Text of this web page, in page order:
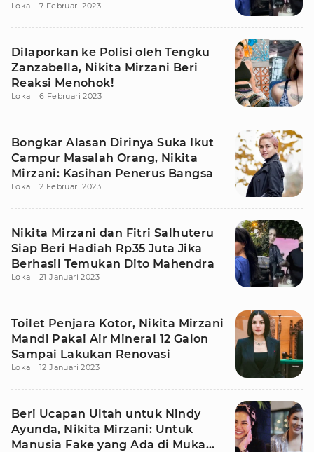
Lokal 7 Februari 2023
Dilaporkan ke Polisi oleh Tengku
Zanzabella, Nikita Mirzani Beri
Reaksi Menohok!
Lokal 6 Februari 2023
Bongkar Alasan Dirinya Suka Ikut
Campur Masalah Orang, Nikita
Mirzani: Kasihan Penerus Bangsa
Lokal 2 Februari 2023
Nikita Mirzani dan Fitri Salhuteru
Siap Beri Hadiah Rp35 Juta Jika
Berhasil Temukan Dito Mahendra
Lokal 21 Januari 2023
Toilet Penjara Kotor, Nikita Mirzani
Mandi Pakai Air Mineral 12 Galon
Sampai Lakukan Renovasi
Lokal 12 Januari 2023
Beri Ucapan Ultah untuk Nindy
Ayunda, Nikita Mirzani: Untuk
Manusia Fake yang Ada di Muka